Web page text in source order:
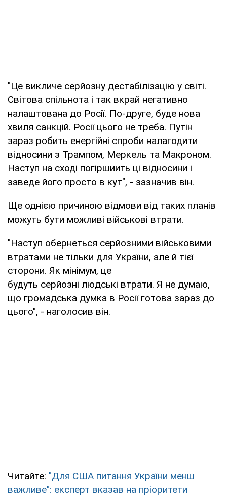
"Це викличе серйозну дестабілізацію у світі.
Світова спільнота і так вкрай негативно
налаштована до Росії. По-друге, буде нова
хвиля санкцій. Росії цього не треба. Путін
зараз робить енергійні спроби налагодити
відносини з Трампом, Меркель та Макроном.
Наступ на сході погіршиить ці відносини і
заведе його просто в кут", - зазначив він.
Ще однією причиною відмови від таких планів
можуть бути можливі військові втрати.
"Наступ обернеться серйозними військовими
втратами не тільки для України, але й тієї
сторони. Як мінімум, це
будуть серйозні людські втрати. Я не думаю,
що громадська думка в Росії готова зараз до
цього", - наголосив він.
Читайте: "Для США питання України менш
важливе": експерт вказав на пріоритети